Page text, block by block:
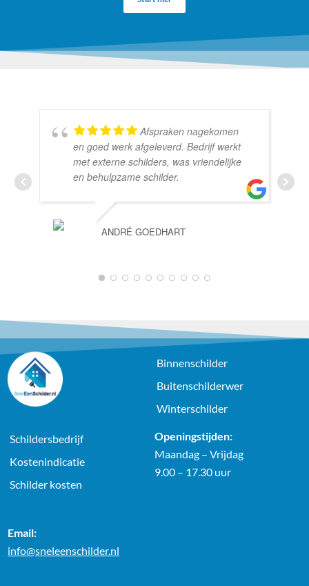
Afspraken nagekomen
en goed werk afgeleverd. Bedrijf werkt
met externe schilders, was vriendelijke
en behulpzame schilder.
ANDRÉ GOEDHART
1 2 3 4 5 6 7 8 9 10
Binnenschilder
Buitenschilderwer
Winterschilder
Schildersbedrijf
Kostenindicatie
Schilder kosten
Openingstijden:
Maandag – Vrijdag
9.00 – 17.30 uur
Email:
info@sneleenschilder.nl